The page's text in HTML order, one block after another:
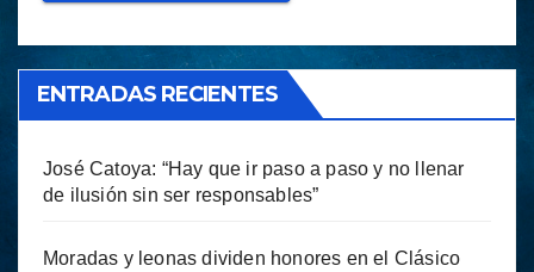
ENTRADAS RECIENTES
José Catoya: “Hay que ir paso a paso y no llenar
de ilusión sin ser responsables”
Moradas y leonas dividen honores en el Clásico